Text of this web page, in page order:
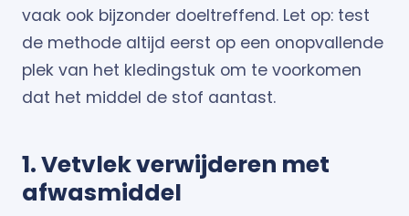
vaak ook bijzonder doeltreffend. Let op: test
de methode altijd eerst op een onopvallende
plek van het kledingstuk om te voorkomen
dat het middel de stof aantast.
1. Vetvlek verwijderen met
afwasmiddel